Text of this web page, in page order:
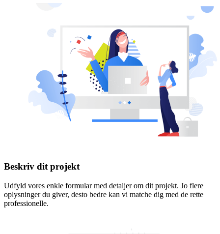
Beskriv dit projekt
Udfyld vores enkle formular med detaljer om dit projekt. Jo flere
oplysninger du giver, desto bedre kan vi matche dig med de rette
professionelle.